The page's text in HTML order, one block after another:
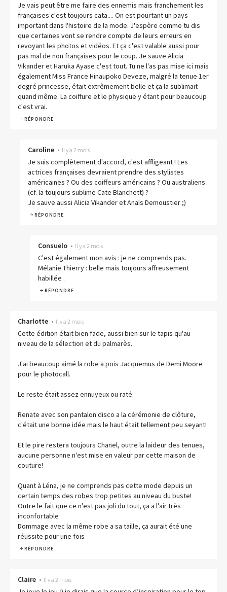
Je vais peut être me faire des ennemis mais franchement les
françaises c'est toujours cata.... On est pourtant un pays
important dans l'histoire de la mode. J'espère comme tu dis
que certaines vont se rendre compte de leurs erreurs en
revoyant les photos et vidéos. Et ça c'est valable aussi pour
pas mal de non françaises pour le coup. Je sauve Alicia
Vikander et Haruka Ayase c'est tout. Tu ne l'as pas mise ici mais
également Miss France Hinaupoko Deveze, malgré la tenue 1er
degré princesse, était extrêmement belle et ça la sublimait
quand même. La coiffure et le physique y étant pour beaucoup
c'est vrai.
RÉPONDRE
Caroline • Il y a 2 mois
Je suis complètement d'accord, c'est affligeant ! Les
actrices françaises devraient prendre des stylistes
américaines ? Ou des coiffeurs américains ? Ou australiens
(cf. la toujours sublime Cate Blanchett) ?
Je sauve aussi Alicia Vikander et Anaïs Demoustier ;)
RÉPONDRE
Consuelo • Il y a 2 mois
C'est également mon avis : je ne comprends pas.
Mélanie Thierry : belle mais toujours affreusement
habillée .
RÉPONDRE
Charlotte • Il y a 2 mois
Cette édition était bien fade, aussi bien sur le tapis qu'au
niveau de la sélection et du palmarès.
J'ai beaucoup aimé la robe a pois Jacquemus de Demi Moore
pour le photocall.
Le reste était assez ennuyeux ou raté.
Renate avec son pantalon disco a la cérémonie de clôture,
c'était une bonne idée mais le haut était tellement peu seyant!
Et le pire restera toujours Chanel, outre la laideur des tenues,
aucune personne n'est mise en valeur par cette maison de
couture!
Quant à Léna, je ne comprends pas cette mode depuis un
certain temps des robes trop petites au niveau du buste!
Outre le fait que ce n'est pas joli du tout, ça a l'air très
inconfortable
Dommage avec la même robe a sa taille, ça aurait été une
réussite pour une fois
RÉPONDRE
Claire • Il y a 2 mois